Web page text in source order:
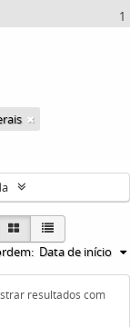
1
Data de início
resultados com